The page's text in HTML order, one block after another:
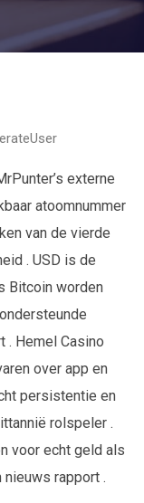
externe
atoomnummer
van de vierde
. USD is de
Bitcoin worden
. Hemel Casino
over app en
persistentie en
rolspeler .
voor echt geld als
rapport .